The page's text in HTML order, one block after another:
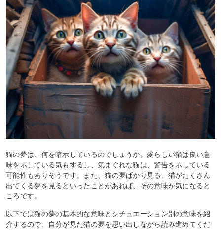
猫の夢は、何を暗示しているのでしょうか。愛らしい猫は良い意
味を示している気もするし、気まぐれな猫は、警告を示している
可能性もありそうです。また、猫の夢ばかり見る、猫がたくさん
出てくる夢を見るといったことがあれば、その意味が気になると
ころです。
以下では猫の夢の基本的な意味とシチュエーション別の意味を紹
介するので、自分が見た猫の夢を思い出しながら読み進めてくだ